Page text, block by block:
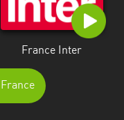
France Inter